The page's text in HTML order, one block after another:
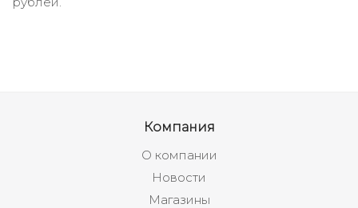
Компания
О компании
Новости
Магазины